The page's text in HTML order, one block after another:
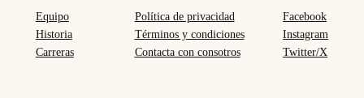
Equipo
Historia
Carreras
Política de privacidad
Términos y condiciones
Contacta con consotros
Facebook
Instagram
Twitter/X